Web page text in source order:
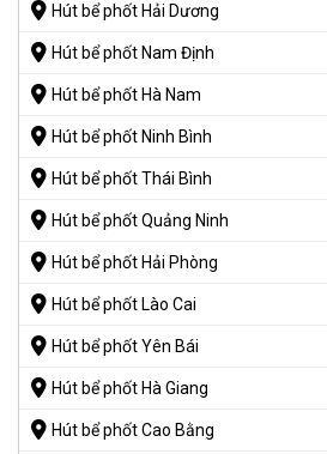
Hút bể phốt Hải Dương
Hút bể phốt Nam Định
Hút bể phốt Hà Nam
Hút bể phốt Ninh Bình
Hút bể phốt Thái Bình
Hút bể phốt Quảng Ninh
Hút bể phốt Hải Phòng
Hút bể phốt Lào Cai
Hút bể phốt Yên Bái
Hút bể phốt Hà Giang
Hút bể phốt Cao Bằng